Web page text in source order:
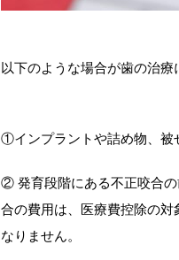
以下のような場合が歯の治療
①インプラントや詰め物、被
② 発育段階にある不正咬合
合の費用は、医療費控除の
なりません。